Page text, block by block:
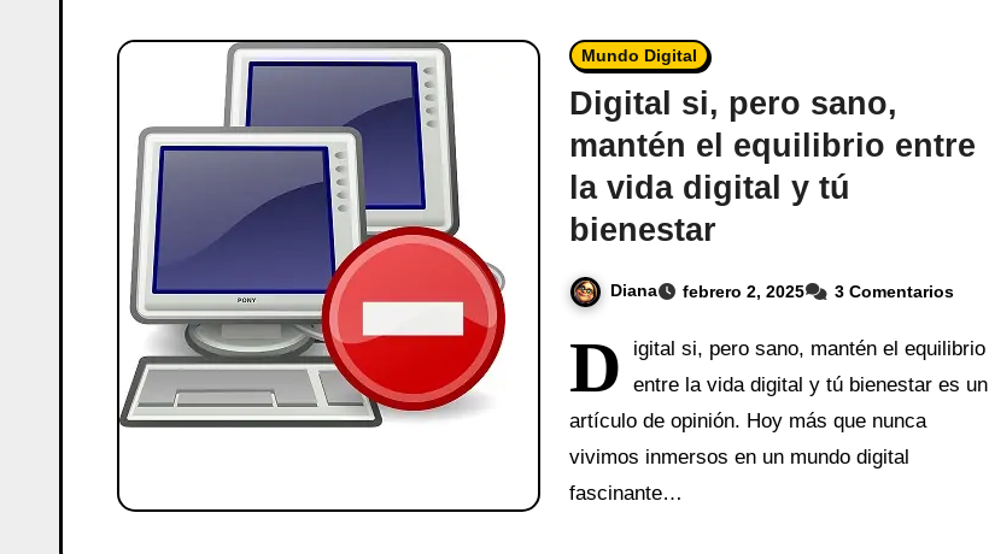
Mundo Digital
Digital si, pero sano,
mantén el equilibrio entre
la vida digital y tú
bienestar
Diana febrero 2, 2025 3 Comentarios
D
igital si, pero sano, mantén el equilibrio
entre la vida digital y tú bienestar es un
artículo de opinión. Hoy más que nunca
vivimos inmersos en un mundo digital
fascinante…